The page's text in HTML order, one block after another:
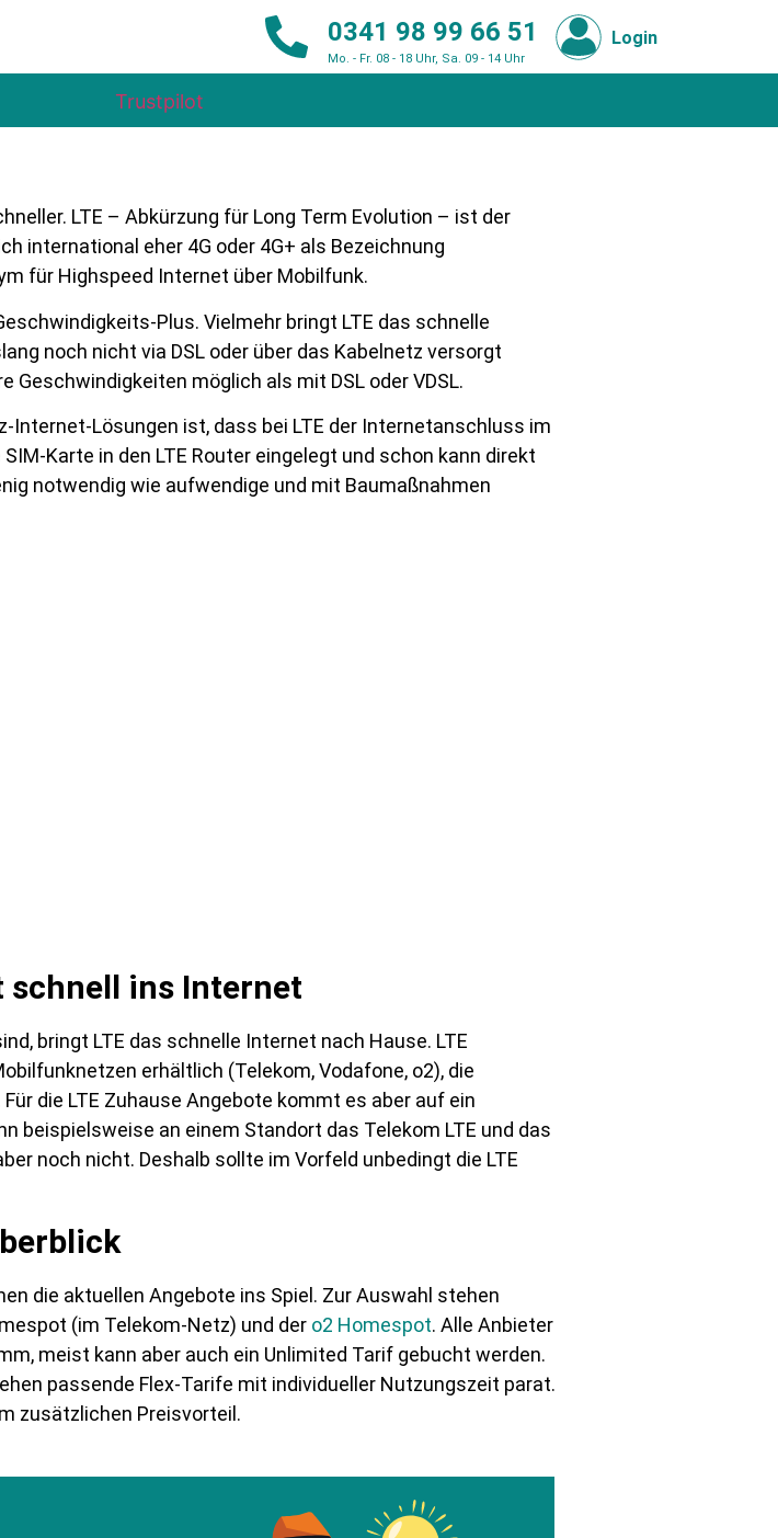
0341 98 99 66 51
Mo. - Fr. 08 - 18 Uhr, Sa. 09 - 14 Uhr
Login
Trustpilot
LTE – Abkürzung für Long Term Evolution – ist der
international eher 4G oder 4G+ als Bezeichnung
für Highspeed Internet über Mobilfunk.
Plus. Vielmehr bringt LTE das schnelle
noch nicht via DSL oder über das Kabelnetz versorgt
Geschwindigkeiten möglich als mit DSL oder VDSL.
Internet-Lösungen ist, dass bei LTE der Internetanschluss im
Karte in den LTE Router eingelegt und schon kann direkt
notwendig wie aufwendige und mit Baumaßnahmen
schnell ins Internet
bringt LTE das schnelle Internet nach Hause. LTE
erhältlich (Telekom, Vodafone, o2), die
die LTE Zuhause Angebote kommt es aber auf ein
beispielsweise an einem Standort das Telekom LTE und das
noch nicht. Deshalb sollte im Vorfeld unbedingt die LTE
die aktuellen Angebote ins Spiel. Zur Auswahl stehen
(im Telekom-Netz) und der o2 Homespot. Alle Anbieter
meist kann aber auch ein Unlimited Tarif gebucht werden.
passende Flex-Tarife mit individueller Nutzungszeit parat.
zusätzlichen Preisvorteil.